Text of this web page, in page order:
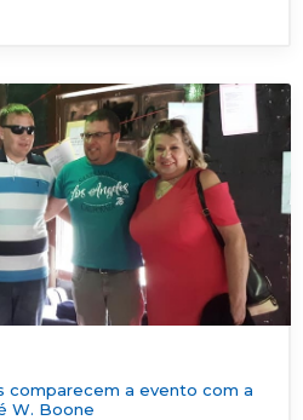
comparecem a evento com a
W. Boone